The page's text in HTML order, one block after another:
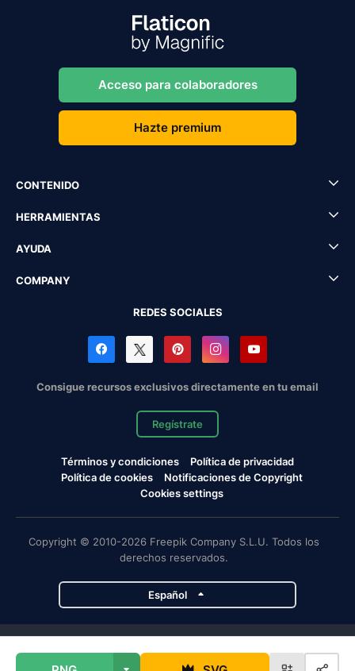
Acceso para colaboradores
Hazte premium
CONTENIDO
HERRAMIENTAS
AYUDA
COMPANY
REDES SOCIALES
Consigue recursos exclusivos directamente en tu email
Regístrate
Términos y condiciones
Política de privacidad
Política de cookies
Notificaciones de Copyright
Cookies settings
Copyright © 2010-2026 Freepik Company S.L.U. Todos los
derechos reservados.
Español